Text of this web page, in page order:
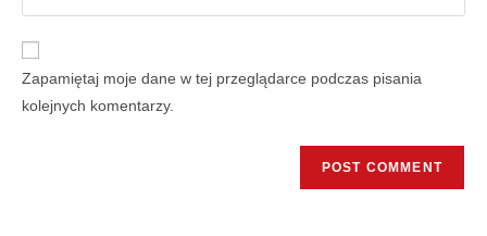
Zapamiętaj moje dane w tej przeglądarce podczas pisania
kolejnych komentarzy.